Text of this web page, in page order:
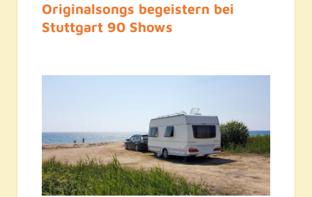
Originalsongs begeistern bei
Stuttgart 90 Shows